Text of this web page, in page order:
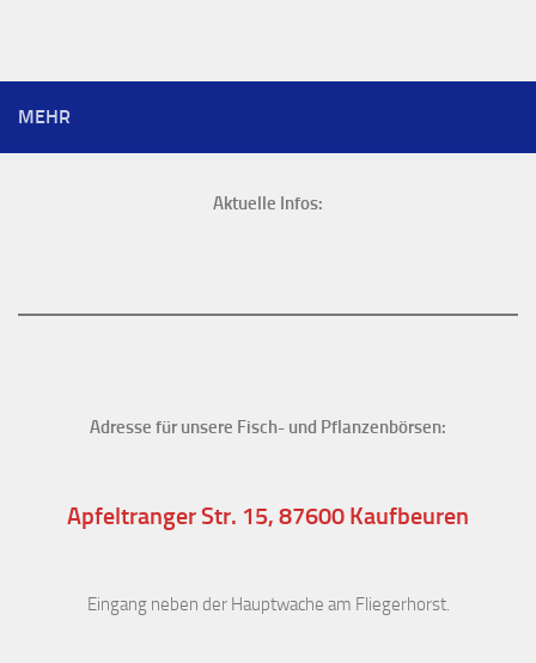
MEHR
Aktuelle Infos:
Adresse für unsere Fisch- und Pflanzenbörsen:
Apfeltranger Str. 15, 87600 Kaufbeuren
Eingang neben der Hauptwache am Fliegerhorst.